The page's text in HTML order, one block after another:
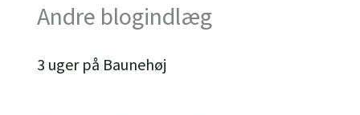
Andre blogindlæg
3 uger på Baunehøj